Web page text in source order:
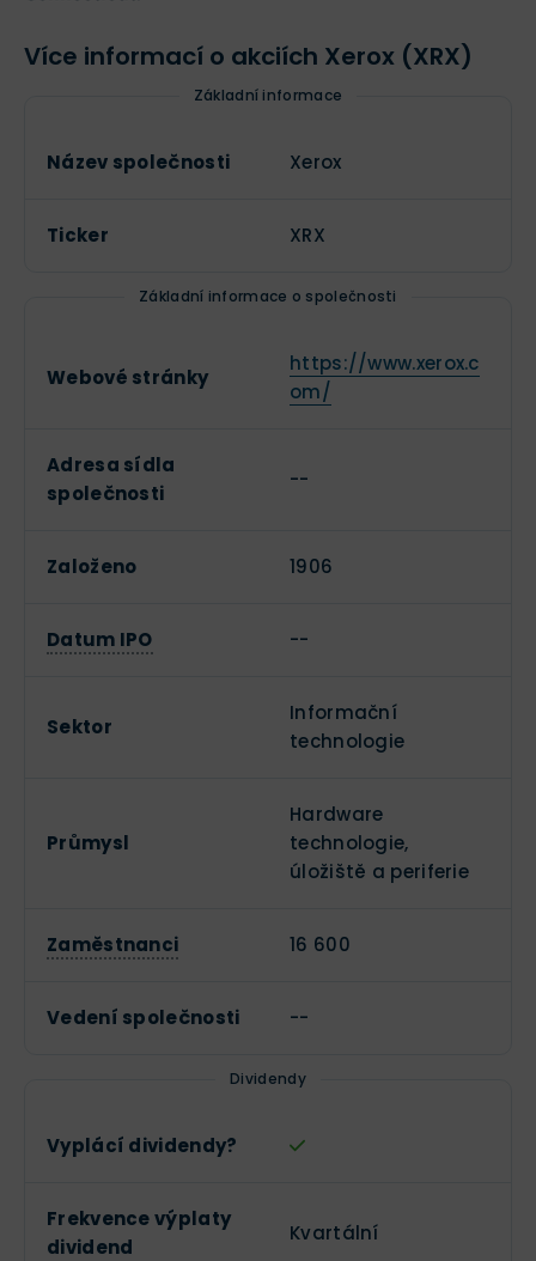
Více informací o akciích Xerox (XRX)
Základní informace
Název společnosti Xerox
Ticker XRX
Základní informace o společnosti
Webové stránky
https://www.xerox.c
om/
Adresa sídla
společnosti
--
Založeno 1906
Datum IPO --
Sektor
Informační
technologie
Průmysl
Hardware
technologie,
úložiště a periferie
Zaměstnanci 16 600
Vedení společnosti --
Dividendy
Vyplácí dividendy?
Frekvence výplaty
dividend
Kvartální